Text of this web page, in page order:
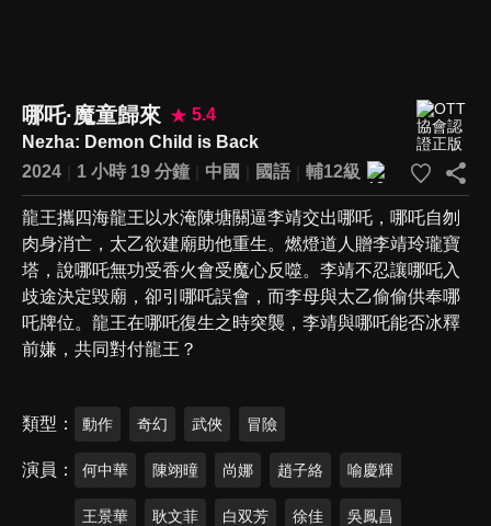
哪吒·魔童歸來‎
5.4
Nezha: Demon Child is Back
2024
1 小時 19 分鐘 中國 國語 輔12級
龍王攜四海龍王以水淹陳塘關逼李靖交出哪吒，哪吒自刎
肉身消亡，太乙欲建廟助他重生。燃燈道人贈李靖玲瓏寶
塔，說哪吒無功受香火會受魔心反噬。李靖不忍讓哪吒入
歧途決定毀廟，卻引哪吒誤會，而李母與太乙偷偷供奉哪
吒牌位。龍王在哪吒復生之時突襲，李靖與哪吒能否冰釋
前嫌，共同對付龍王？
類型 動作 奇幻 武俠 冒險
演員 何中華 陳翊曈 尚娜 趙子絡 喻慶輝
王景華 耿文菲 白双芳 徐佳 吳鳳昌